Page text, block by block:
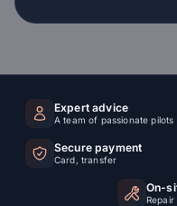
Expert advice
A team of passionate pilots
Secure payment
Card, transfer
On-